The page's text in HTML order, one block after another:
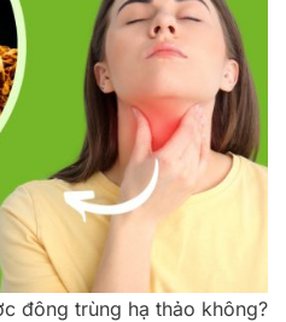
đông trùng hạ thảo không?